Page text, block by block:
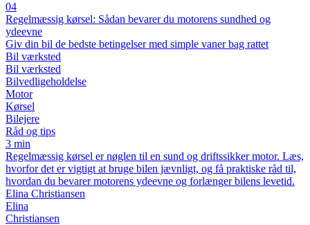
04
Regelmæssig kørsel: Sådan bevarer du motorens sundhed og
ydeevne
Giv din bil de bedste betingelser med simple vaner bag rattet
Bil værksted
Bil værksted
Bilvedligeholdelse
Motor
Kørsel
Bilejere
Råd og tips
3 min
Regelmæssig kørsel er nøglen til en sund og driftssikker motor. Læs,
hvorfor det er vigtigt at bruge bilen jævnligt, og få praktiske råd til,
hvordan du bevarer motorens ydeevne og forlænger bilens levetid.
Elina Christiansen
Elina
Christiansen